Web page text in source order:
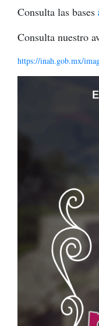
Consulta las bases
Consulta nuestro
https://inah.gob.mx/